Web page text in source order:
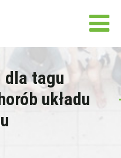
tagu
układu